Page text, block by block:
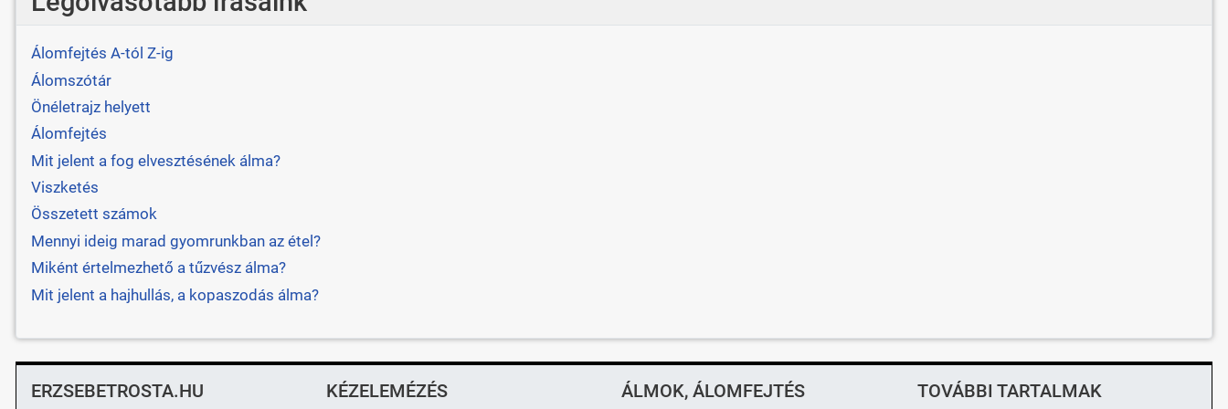
Álomfejtés A-tól Z-ig
Álomszótár
Önéletrajz helyett
Álomfejtés
Mit jelent a fog elvesztésének álma?
Viszketés
Összetett számok
Mennyi ideig marad gyomrunkban az étel?
Miként értelmezhető a tűzvész álma?
Mit jelent a hajhullás, a kopaszodás álma?
ERZSEBETROSTA.HU KÉZELEMÉZÉS ÁLMOK, ÁLOMFEJTÉS TOVÁBBI TARTALMAK